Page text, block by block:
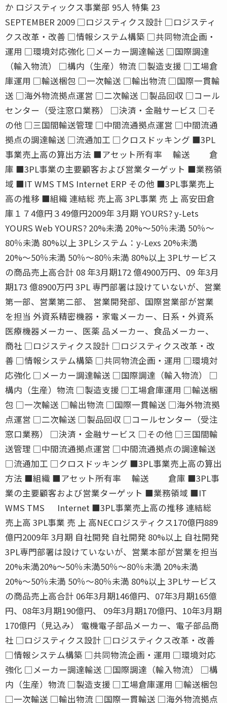
か ロジスティックス事業部 95人 特集 23
SEPTEMBER 2009 □ロジスティクス設計 □ロジスティ
クス改革・改善 □情報システム構築 □共同物流企画・
運用 □環境対応強化 □メーカー調達輸送 □国際調達
（輸入物流） □構内（生産）物流 □製造支援 □工場倉
庫運用 □輸送梱包 □一次輸送 □輸出物流 □国際一貫輸
送 □海外物流拠点運営 □二次輸送 □製品回収 □コール
センター（受注窓口業務） □決済・金融サービス □そ
の他 □三国間輸送管理 □中間流通拠点運営 □中間流通
拠点の調達輸送 □流通加工 □クロスドッキング ■3PL
事業売上高の算出方法 ■アセット所有率 輸送 倉
庫 ■3PL事業の主要顧客および営業ターゲット ■業務領
域 ■IT WMS TMS Internet ERP その他 ■3PL事業売上
高の推移 ■組織 連結総 売上高 3PL事業 売 上 高安田倉
庫１７4億円３49億円2009年 3月期 YOURS? y-Lets
YOURS Web YOURS? 20%未満 20%〜50％未満 50％〜
80％未満 80%以上 3PLシステム：y-Lexs 20%未満
20%〜50％未満 50％〜80％未満 80%以上 3PLサービス
の商品売上高合計 08 年3月期172 億4900万円、09 年3月
期173 億8900万円 3PL 専門部署は設けていないが、営業
第一部、営業第二部、 営業開発部、国際営業部が営業
を担当 外資系精密機器・家電メーカー、日系・外資系
医療機器メーカー、医薬 品メーカー、食品メーカー、
商社 □ロジスティクス設計 □ロジスティクス改革・改
善 □情報システム構築 □共同物流企画・運用 □環境対
応強化 □メーカー調達輸送 □国際調達（輸入物流） □
構内（生産）物流 □製造支援 □工場倉庫運用 □輸送梱
包 □一次輸送 □輸出物流 □国際一貫輸送 □海外物流拠
点運営 □二次輸送 □製品回収 □コールセンター（受注
窓口業務） □決済・金融サービス □その他 □三国間輸
送管理 □中間流通拠点運営 □中間流通拠点の調達輸送
□流通加工 □クロスドッキング ■3PL事業売上高の算出
方法 ■組織 ■アセット所有率 輸送 倉庫 ■3PL事
業の主要顧客および営業ターゲット ■業務領域 ■IT
WMS TMS Internet ■3PL事業売上高の推移 連結総
売上高 3PL事業 売 上 高NECロジスティクス170億円889
億円2009年 3月期 自社開発 自社開発 80%以上 自社開発
3PL専門部署は設けていないが、営業本部が営業を担当
20%未満20%〜50％未満50％〜80％未満 20%未満
20%〜50％未満 50％〜80％未満 80%以上 3PLサービス
の商品売上高合計 06年3月期146億円、07年3月期165億
円、08年3月期190億円、 09年3月期170億円、10年3月期
170億円（見込み） 電機電子部品メーカー、電子部品商
社 □ロジスティクス設計 □ロジスティクス改革・改善
□情報システム構築 □共同物流企画・運用 □環境対応
強化 □メーカー調達輸送 □国際調達（輸入物流） □構
内（生産）物流 □製造支援 □工場倉庫運用 □輸送梱包
□一次輸送 □輸出物流 □国際一貫輸送 □海外物流拠点